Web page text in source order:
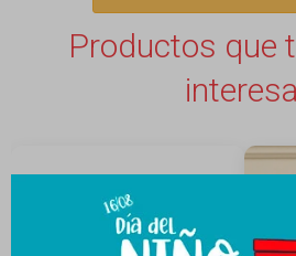
Productos que